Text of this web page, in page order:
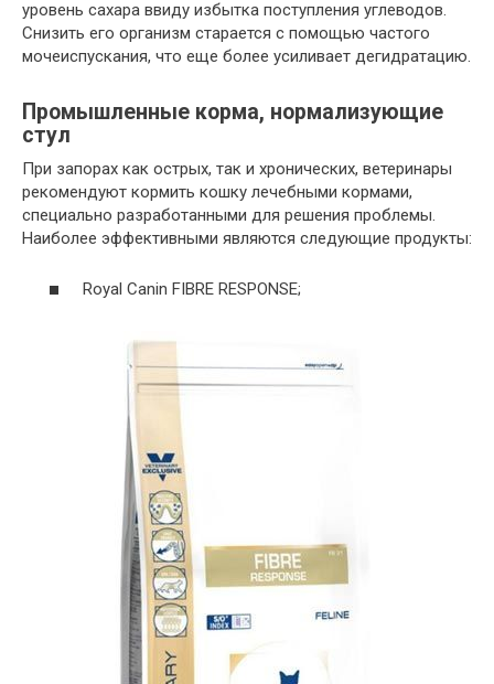
уровень сахара ввиду избытка поступления углеводов.
Снизить его организм старается с помощью частого
мочеиспускания, что еще более усиливает дегидратацию.
Промышленные корма, нормализующие
стул
При запорах как острых, так и хронических, ветеринары
рекомендуют кормить кошку лечебными кормами,
специально разработанными для решения проблемы.
Наиболее эффективными являются следующие продукты:
Royal Canin FIBRE RESPONSE;